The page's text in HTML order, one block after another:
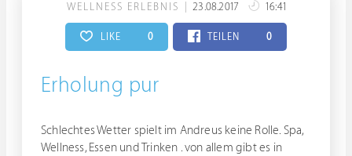
WELLNESS ERLEBNIS 23.08.2017 16:41
LIKE 0 TEILEN 0
Erholung pur
Schlechtes Wetter spielt im Andreus keine Rolle. Spa,
Wellness, Essen und Trinken . von allem gibt es in